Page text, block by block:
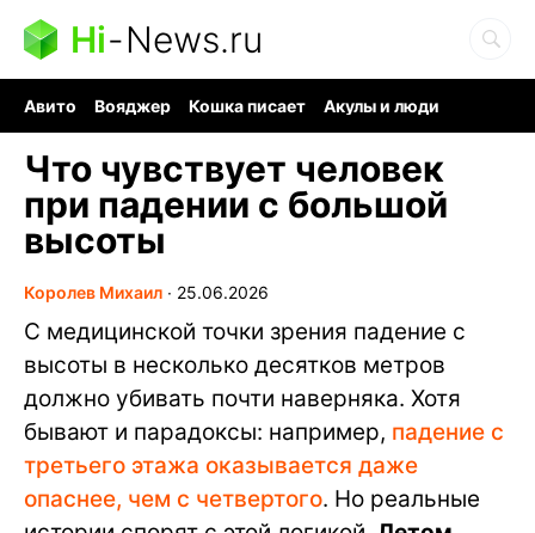
Hi-News.ru
Авито Вояджер Кошка писает
Акулы и люди
Что чувствует человек
при падении с большой
высоты
Королев Михаил ∙ 25.06.2026
С медицинской точки зрения падение с
высоты в несколько десятков метров
должно убивать почти наверняка. Хотя
бывают и парадоксы: например, падение с
третьего этажа оказывается даже
опаснее, чем с четвертого. Но реальные